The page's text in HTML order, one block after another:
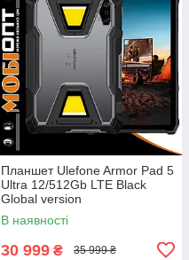
Планшет Ulefone Armor Pad 5
Ultra 12/512Gb LTE Black
Global version
В наявності
30 999 ₴ 35 999 ₴